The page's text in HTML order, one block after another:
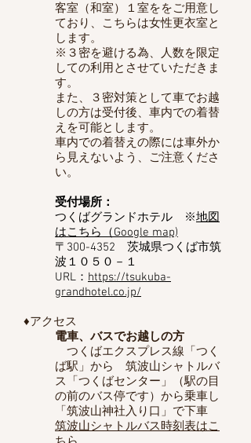
客室（和室）１室ををご用意し
ており、こちらは女性更衣室と
します。
※３密を避ける為、人数を限定
しての利用とさせていただきま
す。
​また、３密対策として車でお越
しの方は受付後、車内での着替
えを可能とします。
車内での着替えの際には車外か
ら見えないよう、ご注意くださ
い。​
受付場所：
つくばグランドホテル ※地図
はこちら（Google map)
〒300-4352 茨城県つくば市筑
波１０５０－１
​URL： https://tsukuba-
grandhotel.co.jp/
♦アクセス
電車、バスでお越しの方
つくばエクスプレス線「つく
ば駅」から 筑波山シャトルバ
ス「つくばセンター」（駅の目
の前のバス停です）から乗車し
「筑波山神社入り口」で下車
筑波山シャトルバス時刻表はこ